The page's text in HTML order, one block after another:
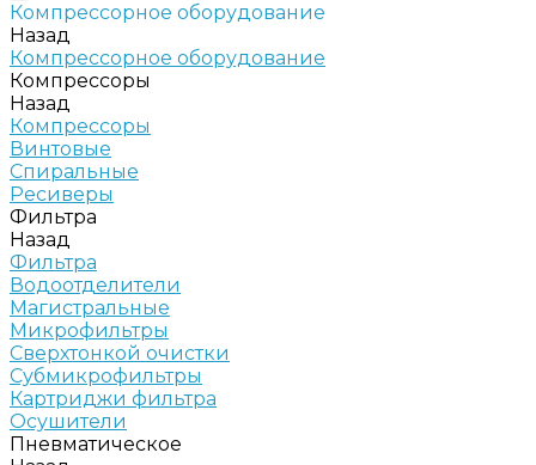
Компрессорное оборудование
Назад
Компрессорное оборудование
Компрессоры
Назад
Компрессоры
Винтовые
Спиральные
Ресиверы
Фильтра
Назад
Фильтра
Водоотделители
Магистральные
Микрофильтры
Сверхтонкой очистки
Субмикрофильтры
Картриджи фильтра
Осушители
Пневматическое